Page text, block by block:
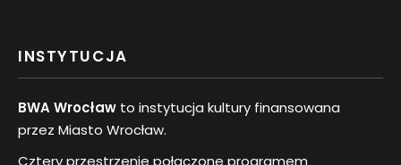
INSTYTUCJA
BWA Wrocław to instytucja kultury finansowana
przez Miasto Wrocław.
Cztery przestrzenie połączone programem